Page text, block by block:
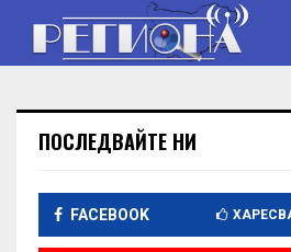
ПОСЛЕДВАЙТЕ НИ
FACEBOOK